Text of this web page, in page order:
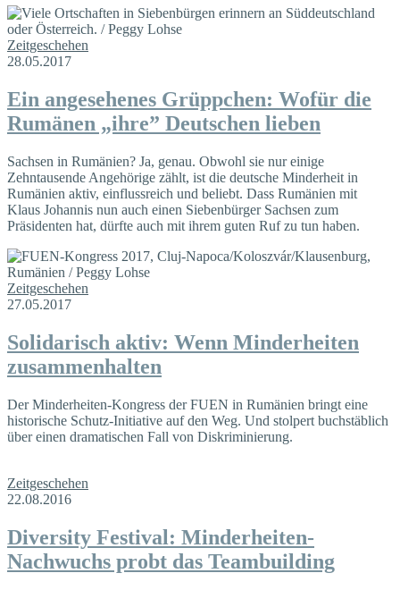
Zeitgeschehen
28.05.2017
Ein angesehenes Grüppchen: Wofür die
Rumänen „ihre” Deutschen lieben
Sachsen in Rumänien? Ja, genau. Obwohl sie nur einige
Zehntausende Angehörige zählt, ist die deutsche Minderheit in
Rumänien aktiv, einflussreich und beliebt. Dass Rumänien mit
Klaus Johannis nun auch einen Siebenbürger Sachsen zum
Präsidenten hat, dürfte auch mit ihrem guten Ruf zu tun haben.
Zeitgeschehen
27.05.2017
Solidarisch aktiv: Wenn Minderheiten
zusammenhalten
Der Minderheiten-Kongress der FUEN in Rumänien bringt eine
historische Schutz-Initiative auf den Weg. Und stolpert buchstäblich
über einen dramatischen Fall von Diskriminierung.
Zeitgeschehen
22.08.2016
Diversity Festival: Minderheiten-
Nachwuchs probt das Teambuilding